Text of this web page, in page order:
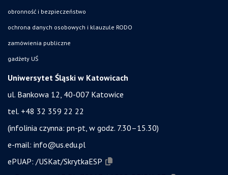
obronność i bezpieczeństwo
ochrona danych osobowych i klauzule RODO
zamówienia publiczne
gadżety UŚ
Uniwersytet Śląski w Katowicach
ul. Bankowa 12, 40-007 Katowice
tel. +48 32 359 22 22
(infolinia czynna: pn-pt, w godz. 7.30–15.30)
e-mail: info@us.edu.pl
ePUAP: /USKat/SkrytkaESP